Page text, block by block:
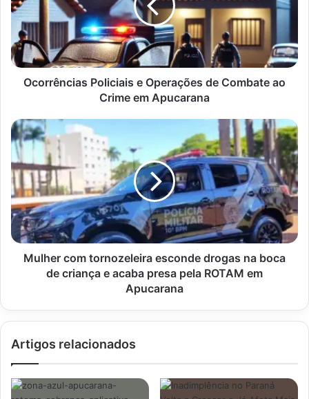
de
Combate
ao
Crime
em
Apucarana
Ocorrências Policiais e Operações de Combate ao
Crime em Apucarana
Mulher
com
tornozeleira
esconde
drogas
na
boca
de
criança
Apucarana
Mulher com tornozeleira esconde drogas na boca
de criança e acaba presa pela ROTAM em
Apucarana
Artigos relacionados